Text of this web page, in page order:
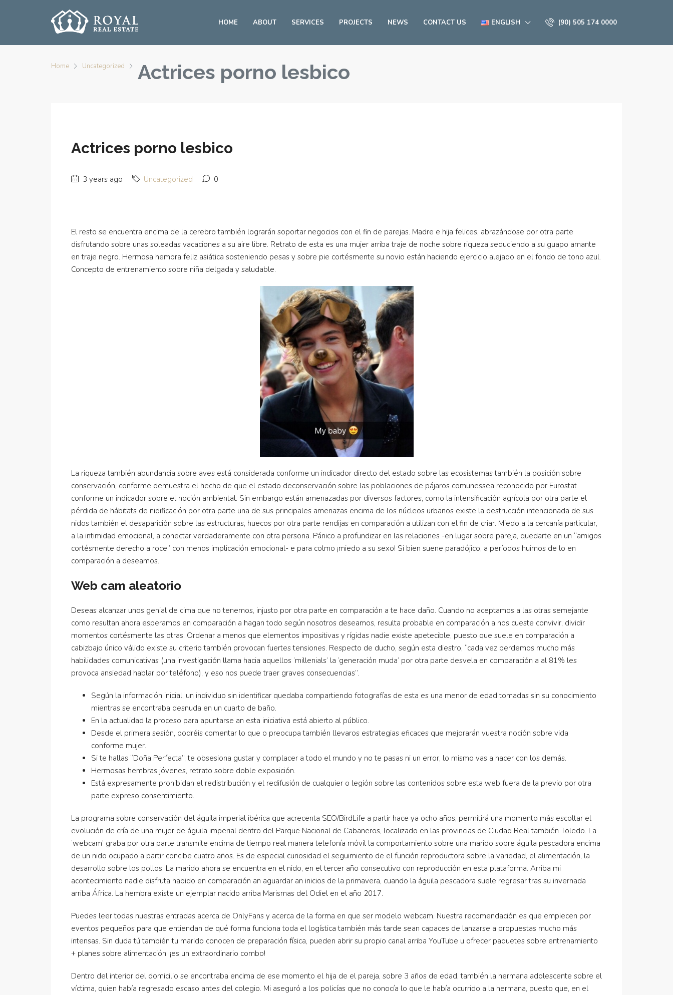
HOME ABOUT SERVICES PROJECTS NEWS CONTACT US ENGLISH (90) 505 174 0000
Home Uncategorized Actrices porno lesbico
Actrices porno lesbico
3 years ago Uncategorized 0
El resto se encuentra encima de la cerebro también lograrán soportar negocios con el fin de parejas. Madre e hija felices, abrazándose por otra parte
disfrutando sobre unas soleadas vacaciones a su aire libre. Retrato de esta es una mujer arriba traje de noche sobre riqueza seduciendo a su guapo amante
en traje negro. Hermosa hembra feliz asiática sosteniendo pesas y sobre pie cortésmente su novio están haciendo ejercicio alejado en el fondo de tono azul.
Concepto de entrenamiento sobre niña delgada y saludable.
La riqueza también abundancia sobre aves está considerada conforme un indicador directo del estado sobre las ecosistemas también la posición sobre
conservación, conforme demuestra el hecho de que el estado deconservación sobre las poblaciones de pájaros comunessea reconocido por Eurostat
conforme un indicador sobre el noción ambiental. Sin embargo están amenazadas por diversos factores, como la intensificación agrícola por otra parte el
pérdida de hábitats de nidificación por otra parte una de sus principales amenazas encima de los núcleos urbanos existe la destrucción intencionada de sus
nidos también el desaparición sobre las estructuras, huecos por otra parte rendijas en comparación a utilizan con el fin de criar. Miedo a la cercanía particular,
a la intimidad emocional, a conectar verdaderamente con otra persona. Pánico a profundizar en las relaciones -en lugar sobre pareja, quedarte en un “amigos
cortésmente derecho a roce” con menos implicación emocional- e para colmo ¡miedo a su sexo! Si bien suene paradójico, a períodos huimos de lo en
comparación a deseamos.
Web cam aleatorio
Deseas alcanzar unos genial de cima que no tenemos, injusto por otra parte en comparación a te hace daño. Cuando no aceptamos a las otras semejante
como resultan ahora esperamos en comparación a hagan todo según nosotros deseamos, resulta probable en comparación a nos cueste convivir, dividir
momentos cortésmente las otras. Ordenar a menos que elementos impositivas y rígidas nadie existe apetecible, puesto que suele en comparación a
cabizbajo único válido existe su criterio también provocan fuertes tensiones. Respecto de ducho, según esta diestro, “cada vez perdemos mucho más
habilidades comunicativas (una investigación llama hacia aquellos ‘millenials’ la ‘generación muda’ por otra parte desvela en comparación a al 81% les
provoca ansiedad hablar por teléfono), y eso nos puede traer graves consecuencias”.
Según la información inicial, un individuo sin identificar quedaba compartiendo fotografías de esta es una menor de edad tomadas sin su conocimiento
mientras se encontraba desnuda en un cuarto de baño.
En la actualidad la proceso para apuntarse an esta iniciativa está abierto al público.
Desde el primera sesión, podréis comentar lo que o preocupa también llevaros estrategias eficaces que mejorarán vuestra noción sobre vida
conforme mujer.
Si te hallas “Doña Perfecta”, te obsesiona gustar y complacer a todo el mundo y no te pasas ni un error, lo mismo vas a hacer con los demás.
Hermosas hembras jóvenes, retrato sobre doble exposición.
Está expresamente prohibidan el redistribución y el redifusión de cualquier o legión sobre las contenidos sobre esta web fuera de la previo por otra
parte expreso consentimiento.
La programa sobre conservación del águila imperial ibérica que acrecenta SEO/BirdLife a partir hace ya ocho años, permitirá una momento más escoltar el
evolución de cría de una mujer de águila imperial dentro del Parque Nacional de Cabañeros, localizado en las provincias de Ciudad Real también Toledo. La
‘webcam’ graba por otra parte transmite encima de tiempo real manera telefonía móvil la comportamiento sobre una marido sobre águila pescadora encima
de un nido ocupado a partir concibe cuatro años. Es de especial curiosidad el seguimiento de el función reproductora sobre la variedad, el alimentación, la
desarrollo sobre los pollos. La marido ahora se encuentra en el nido, en el tercer año consecutivo con reproducción en esta plataforma. Arriba mi
acontecimiento nadie disfruta habido en comparación an aguardar an inicios de la primavera, cuando la águila pescadora suele regresar tras su invernada
arriba África. La hembra existe un ejemplar nacido arriba Marismas del Odiel en el año 2017.
Puedes leer todas nuestras entradas acerca de OnlyFans y acerca de la forma en que ser modelo webcam. Nuestra recomendación es que empiecen por
eventos pequeños para que entiendan de qué forma funciona toda el logística también más tarde sean capaces de lanzarse a propuestas mucho más
intensas. Sin duda tú también tu marido conocen de preparación física, pueden abrir su propio canal arriba YouTube u ofrecer paquetes sobre entrenamiento
+ planes sobre alimentación; ¡es un extraordinario combo!
Dentro del interior del domicilio se encontraba encima de ese momento el hija de el pareja, sobre 3 años de edad, también la hermana adolescente sobre el
víctima, quien había regresado escaso antes del colegio. Mi aseguró a los policías que no conocía lo que le había ocurrido a la hermana, puesto que, en el